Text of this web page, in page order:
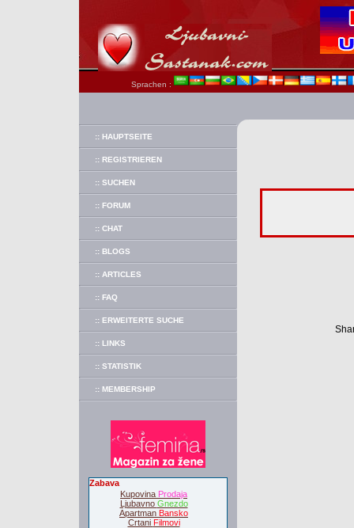
Sprachen :
:: HAUPTSEITE
:: REGISTRIEREN
:: SUCHEN
:: FORUM
:: CHAT
:: BLOGS
:: ARTICLES
:: FAQ
:: ERWEITERTE SUCHE
:: LINKS
:: STATISTIK
:: MEMBERSHIP
Zabava
Kupovina Prodaja
Ljubavno Gnezdo
Apartman Bansko
Crtani Filmovi